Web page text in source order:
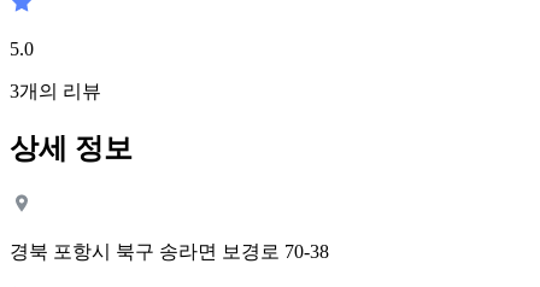
5.0
3개의 리뷰
상세 정보
경북 포항시 북구 송라면 보경로 70-38